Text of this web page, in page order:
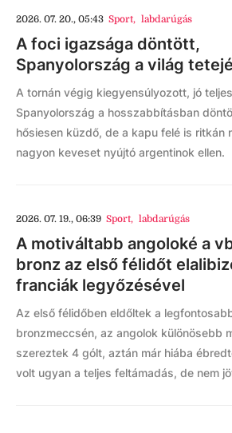
2026. 07. 20., 05:43 Sport, labdarúgás
A foci igazsága döntött,
Spanyolország a világ
A tornán végig kiegyensúlyozott, jó
Spanyolország a hosszabbításban
hősiesen küzdő, de a kapu felé is ritkán
nagyon keveset nyújtó argentinok ellen.
2026. 07. 19., 06:39 Sport, labdarúgás
A motiváltabb angoloké a
bronz az első félidőt
franciák legyőzésével
Az első félidőben eldőltek a
bronzmeccsén, az angolok különösebb
szereztek 4 gólt, aztán már hiába
volt ugyan a teljes feltámadás, de nem